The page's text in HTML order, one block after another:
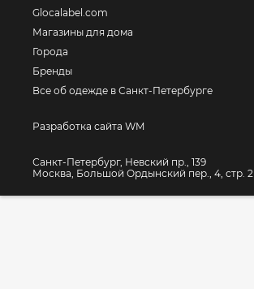
Glocalabel.com
Магазины для дома
Города
Бренды
Все об одежде в Санкт-Петербурге
Разработка сайта WM
Санкт-Петербург, Невский пр., 139
Москва, Большой Ордынский пер., 4, стр. 2